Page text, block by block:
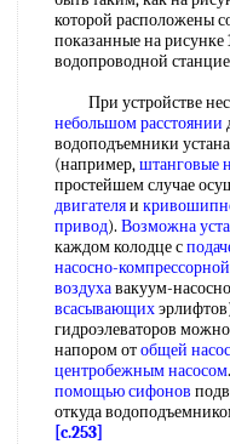
которой расположены
показанные на рисунке
водопроводной
При устройстве
небольшом расстоянии
водоподъемники
(например,штанговые
простейшем случае
двигателяи
привод). Возможна
каждом колодце с
насосно-
воздухавакуум-
всасывающих
гидроэлеваторов
напором отобщей
центробежным насосом
помощью сифонов
откуда
[c.253]